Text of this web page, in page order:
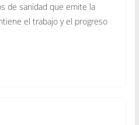
de sanidad que emite la
el trabajo y el progreso